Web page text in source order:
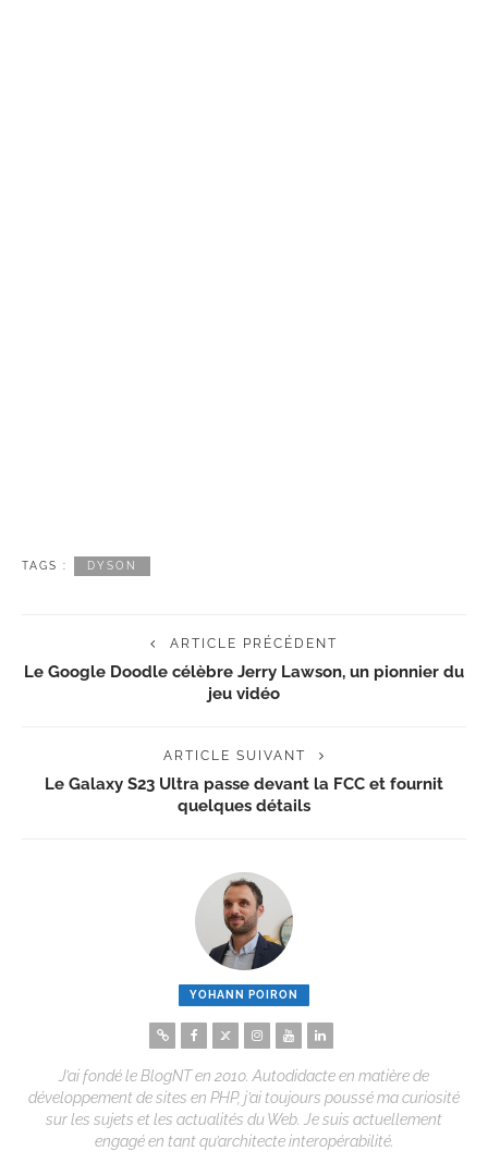
TAGS : DYSON
ARTICLE PRÉCÉDENT
Le Google Doodle célèbre Jerry Lawson, un pionnier du
jeu vidéo
ARTICLE SUIVANT
Le Galaxy S23 Ultra passe devant la FCC et fournit
quelques détails
YOHANN POIRON
J’ai fondé le BlogNT en 2010. Autodidacte en matière de
développement de sites en PHP, j’ai toujours poussé ma curiosité
sur les sujets et les actualités du Web. Je suis actuellement
engagé en tant qu’architecte interopérabilité.